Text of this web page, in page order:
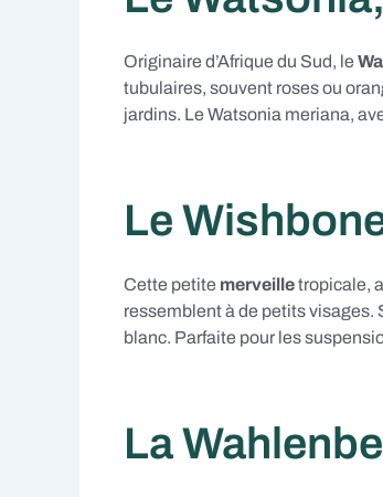
Originaire d’Afrique du Sud, le
tubulaires, souvent roses ou
jardins. Le Watsonia meriana,
Le
Cette petite merveilletropicale,
ressemblent à de petits visages.
blanc. Parfaite pour les
La